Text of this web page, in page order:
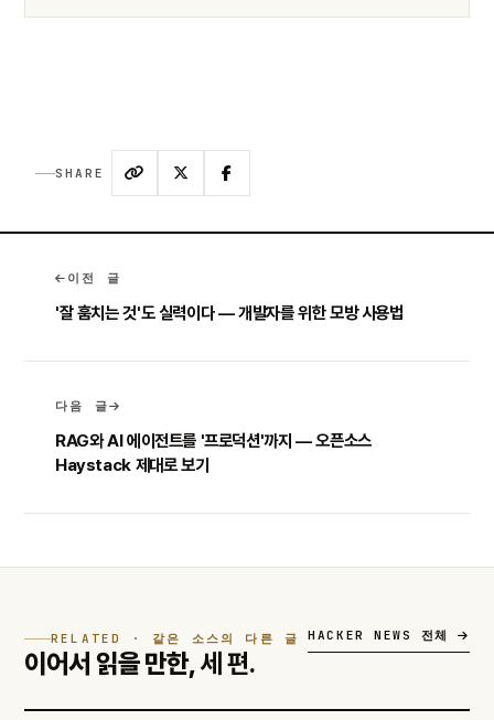
SHARE
이전 글
'잘 훔치는 것'도 실력이다 — 개발자를 위한 모방 사용법
다음 글
RAG와 AI 에이전트를 '프로덕션'까지 — 오픈소스
Haystack 제대로 보기
RELATED · 같은 소스의 다른 글
이어서 읽을 만한,세 편.
HACKER NEWS 전체